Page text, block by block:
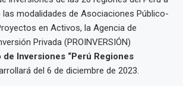
modalidades de Asociaciones Público-
en Activos, la Agencia de
Privada (PROINVERSIÓN)
de Inversiones “Perú Regiones
del 6 de diciembre de 2023.